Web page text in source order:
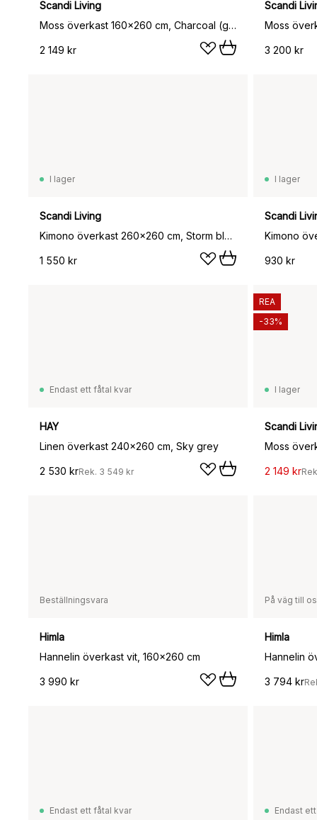
Scandi Living
Moss överkast 160x260 cm, Charcoal (grå)
2 149 kr
Scandi
Moss
3 200 kr
I lager
Scandi Living
Kimono överkast 260x260 cm, Storm blue (blå)
1 550 kr
I lager
Scandi
930 kr
Endast ett fåtal kvar
HAY
Linen överkast 240x260 cm, Sky grey
2 530 krRek. 3 549 kr
I lager
Scandi
Moss
2 149 kr
REA
-33%
Beställningsvara
Himla
Hannelin överkast vit, 160x260 cm
3 990 kr
På väg till
Himla
Hannelin
3 794 kr
Endast ett fåtal kvar Endast